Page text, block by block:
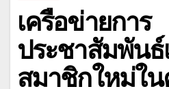
เครือข่ายการ
ประชาสัมพันธ์
สมาชิกใหม่ใ